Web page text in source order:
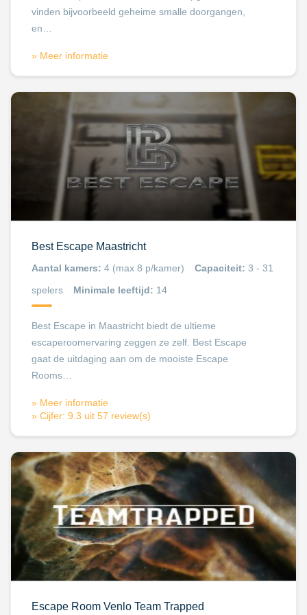
Escape Room Venlo Team Trapped
Best Escape Maastricht
Aantal kamers: 4 (max 8 p/kamer) Capaciteit: 3 - 31
spelers
Minimale leeftijd: 14
Best Escape in Maastricht biedt de ultieme
escaperoomervaring zeggen ze zelf. Best Escape
gaat de uitdaging aan om de mooiste Escape
Rooms…
» Meer informatie
» Cijfer: 9.3 uit 57 review(s)
vinden bijvoorbeeld geheime smalle doorgangen,
en…
» Meer informatie